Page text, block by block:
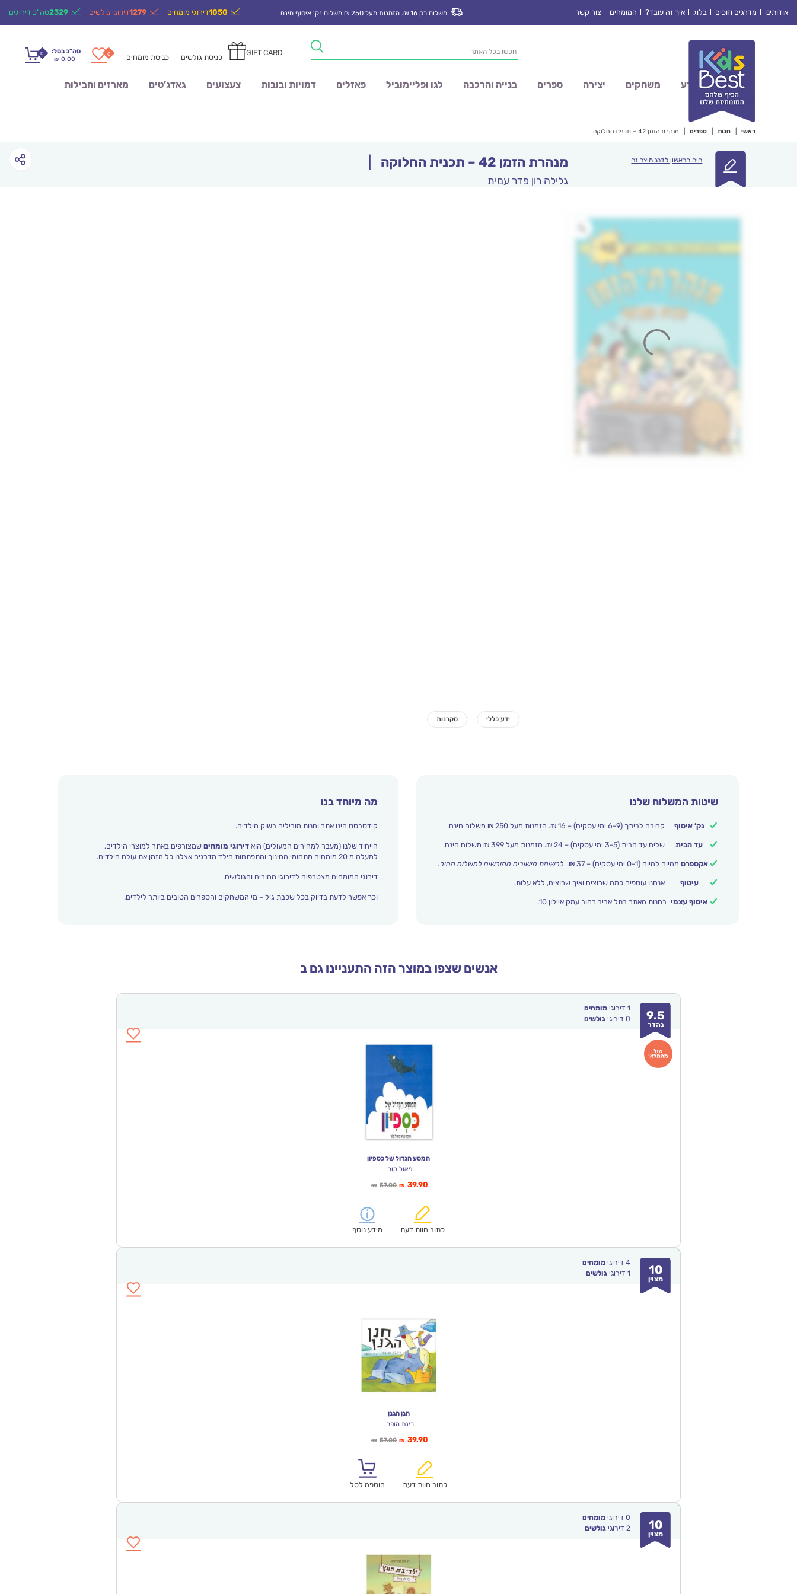
אודותינו מדרגים וזוכים בלוג איך זה עובד? המומחים צור קשר משלוח רק 16 ₪. הזמנות מעל 250 ₪ משלוח נק’ איסוף חינם 1050דירוגי מומחים 1279דירוגי גולשים 2329סה"כ דירוגים
Products
search
GIFT CARD כניסת גולשים כניסת מומחים 0
0 סה"כ בסל:
₪ 0.00
מדע משחקים יצירה ספרים בנייה והרכבה לגו ופליימוביל פאזלים דמויות ובובות צעצועים גאדג’טים מארזים וחבילות
ראשי חנות ספרים מנהרת הזמן 42 – תכנית החלוקה
היה הראשון לדרג מוצר זה מנהרת הזמן 42 – תכנית החלוקה
גלילה רון פדר עמית
שיטות המשלוח שלנו
נק’ איסוף קרובה לביתך (6-9 ימי עסקים) – 16 ₪. הזמנות מעל 250 ₪ משלוח חינם.
עד הבית שליח עד הבית (3-5 ימי עסקים) – 24 ₪. הזמנות מעל 399 ₪ משלוח חינם.
אקספרס מהיום להיום (0-1 ימי עסקים) – 37 ₪. לרשימת הישובים המורשים למשלוח מהיר.
עיטוף אנחנו עוטפים כמה שרוצים ואיך שרוצים, ללא עלות.
איסוף עצמי בחנות האתר בתל אביב רחוב עמק איילון 10.
מה מיוחד בנו
קידסבסט הינו אתר וחנות מובילים בשוק הילדים.
הייחוד שלנו (מעבר למחירים המעולים) הוא דירוגי מומחיםשמצורפים באתר למוצרי הילדים.
למעלה מ 20 מומחים מתחומי החינוך והתפתחות הילד מדרגים אצלנו כל הזמן את עולם הילדים.
דירוגי המומחים מצטרפים לדירוגי ההורים והגולשים.
וכך אפשר לדעת בדיוק בכל שכבת גיל – מי המשחקים והספרים הטובים ביותר לילדים.
אנשים שצפו במוצר הזה התעניינו גם ב
9.5
נהדר
1 דירוגימומחים
0 דירוגיגולשים
המסע הגדול של כספיון
פאול קור
₪ 57.00המחיר
₪57.00.
₪ 39.90
הוא:
כתוב חוות דעת
מידע נוסף
10
מצוין
4 דירוגימומחים
1 דירוגיגולשים
חנן הגנן
רינת הופר
₪ 57.00המחיר
₪57.00.
₪ 39.90
הוא:
כתוב חוות דעת
הוספה לסל
10
מצוין
0 דירוגימומחים
2 דירוגיגולשים